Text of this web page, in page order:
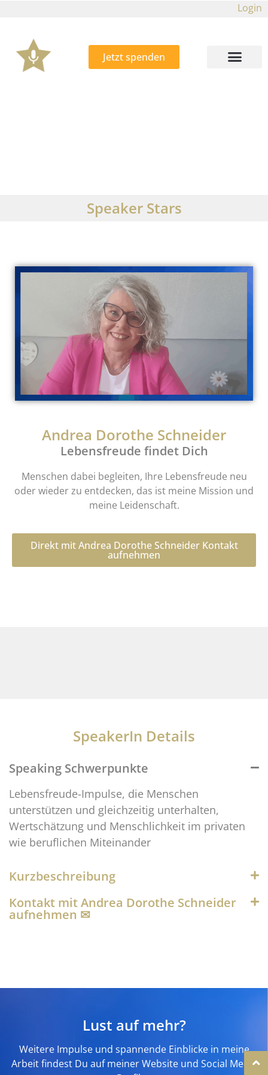
Login
Jetzt spenden
Speaker Stars
Andrea Dorothe Schneider
Lebensfreude findet Dich
Menschen dabei begleiten, Ihre Lebensfreude neu
oder wieder zu entdecken, das ist meine Mission und
meine Leidenschaft.
Direkt mit Andrea Dorothe Schneider Kontakt
aufnehmen
SpeakerIn Details
Speaking Schwerpunkte
Lebensfreude-Impulse, die Menschen
unterstützen und gleichzeitig unterhalten,
Wertschätzung und Menschlichkeit im privaten
wie beruflichen Miteinander
Kurzbeschreibung
Kontakt mit Andrea Dorothe Schneider
aufnehmen ✉︎
Lust auf mehr?
Weitere Impulse und spannende Einblicke in meine
Arbeit findest Du auf meiner Website und Social Media